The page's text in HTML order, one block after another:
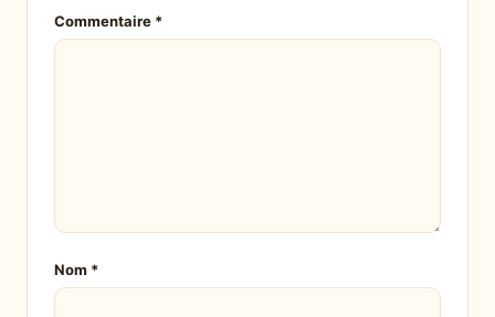
Commentaire *
Nom *